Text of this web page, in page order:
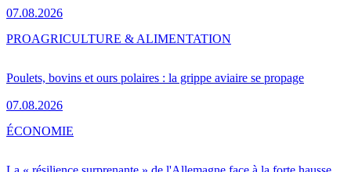
07.08.2026
Poulets, bovins et ours polaires : la grippe aviaire se propage
07.08.2026
PROAGRICULTURE & ALIMENTATION
ÉCONOMIE